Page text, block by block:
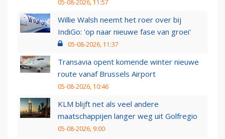
05-08-2026, 11:57
Willie Walsh neemt het roer over bij
IndiGo: 'op naar nieuwe fase van groei'
05-08-2026, 11:37
Transavia opent komende winter nieuwe
route vanaf Brussels Airport
05-08-2026, 10:46
KLM blijft net als veel andere
maatschappijen langer weg uit Golfregio
05-08-2026, 9:00